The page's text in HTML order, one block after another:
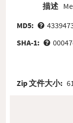
描述
MD5:
SHA-1:
Zip 文件大小: